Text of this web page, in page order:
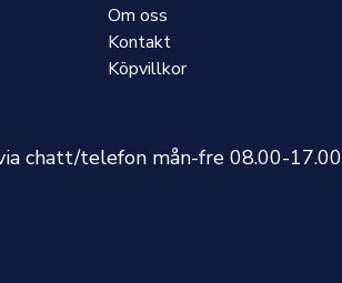
Om oss
Kontakt
Köpvillkor
chatt/telefon mån-fre 08.00-17.00